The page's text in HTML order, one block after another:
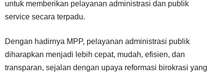
untuk memberikan pelayanan administrasi dan publik
service secara terpadu.
Dengan hadirnya MPP, pelayanan administrasi publik
diharapkan menjadi lebih cepat, mudah, efisien, dan
transparan, sejalan dengan upaya reformasi birokrasi yang